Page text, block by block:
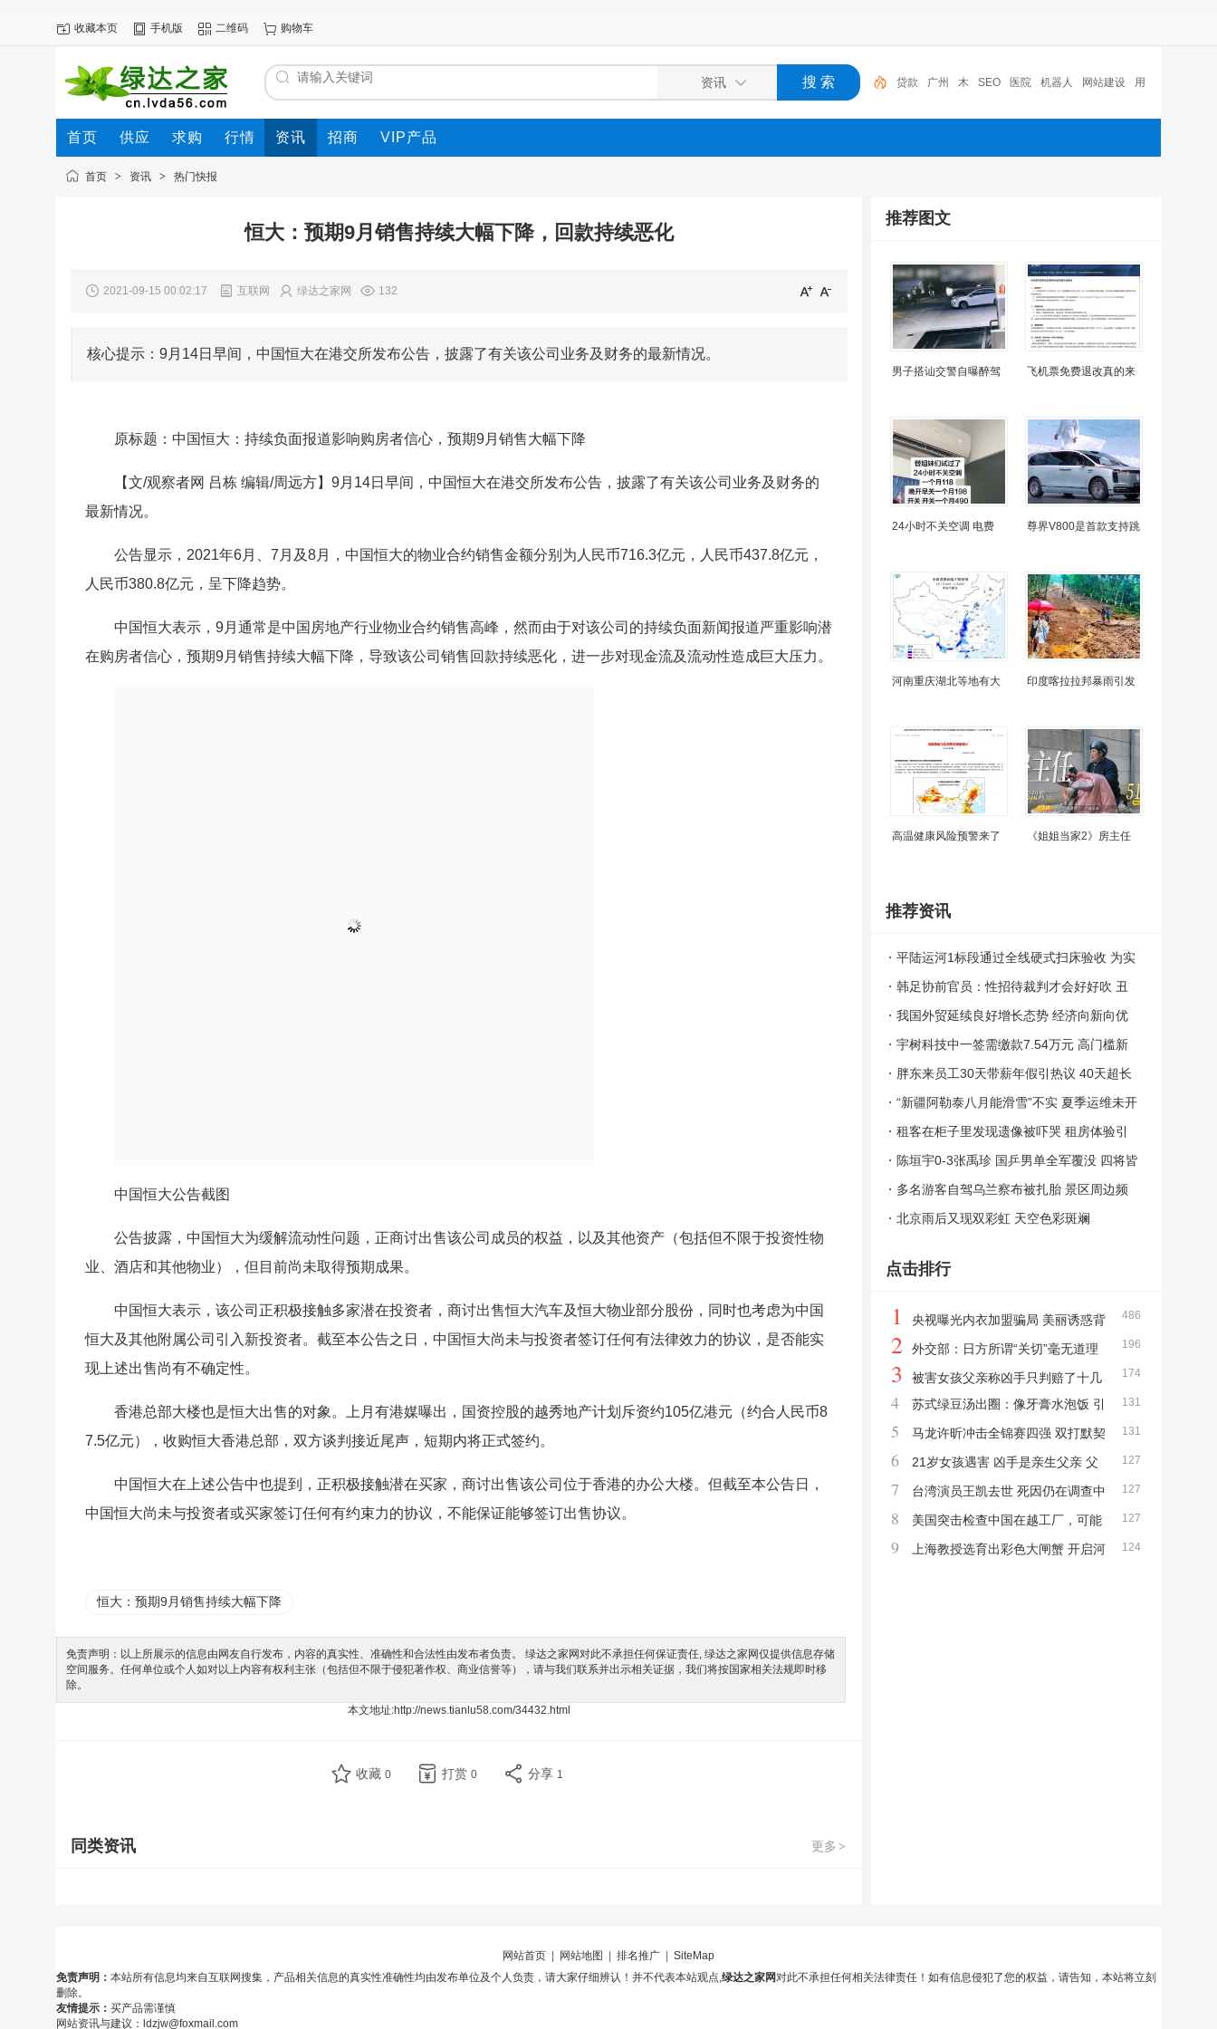
收藏本页 手机版 二维码 购物车
贷款 广州 木 SEO 医院 机器人 网站建设 用
户体验 百度竞价推广 深圳
首页 供应 求购 行情 资讯 招商 VIP产品
首页 > 资讯 > 热门快报
恒大：预期9月销售持续大幅下降，回款持续恶化
2021-09-15 00:02:17 互联网 绿达之家网 132
核心提示：9月14日早间，中国恒大在港交所发布公告，披露了有关该公司业务及财务的最新情况。
原标题：中国恒大：持续负面报道影响购房者信心，预期9月销售大幅下降
【文/观察者网 吕栋 编辑/周远方】9月14日早间，中国恒大在港交所发布公告，披露了有关该公司业务及财务的
最新情况。
公告显示，2021年6月、7月及8月，中国恒大的物业合约销售金额分别为人民币716.3亿元，人民币437.8亿元，
人民币380.8亿元，呈下降趋势。
中国恒大表示，9月通常是中国房地产行业物业合约销售高峰，然而由于对该公司的持续负面新闻报道严重影响潜
在购房者信心，预期9月销售持续大幅下降，导致该公司销售回款持续恶化，进一步对现金流及流动性造成巨大压力。
中国恒大公告截图
公告披露，中国恒大为缓解流动性问题，正商讨出售该公司成员的权益，以及其他资产（包括但不限于投资性物
业、酒店和其他物业），但目前尚未取得预期成果。
中国恒大表示，该公司正积极接触多家潜在投资者，商讨出售恒大汽车及恒大物业部分股份，同时也考虑为中国
恒大及其他附属公司引入新投资者。截至本公告之日，中国恒大尚未与投资者签订任何有法律效力的协议，是否能实
现上述出售尚有不确定性。
香港总部大楼也是恒大出售的对象。上月有港媒曝出，国资控股的越秀地产计划斥资约105亿港元（约合人民币8
7.5亿元），收购恒大香港总部，双方谈判接近尾声，短期内将正式签约。
中国恒大在上述公告中也提到，正积极接触潜在买家，商讨出售该公司位于香港的办公大楼。但截至本公告日，
中国恒大尚未与投资者或买家签订任何有约束力的协议，不能保证能够签订出售协议。
恒大：预期9月销售持续大幅下降
免责声明：以上所展示的信息由网友自行发布，内容的真实性、准确性和合法性由发布者负责。 绿达之家网对此不承担任何保证责任, 绿达之家网仅提供信息存储
空间服务。任何单位或个人如对以上内容有权利主张（包括但不限于侵犯著作权、商业信誉等），请与我们联系并出示相关证据，我们将按国家相关法规即时移
除。
本文地址:http://news.tianlu58.com/34432.html
收藏 0 打赏 0 分享 1
更多 >
同类资讯
推荐图文
男子搭讪交警自曝醉驾 飞机票免费退改真的来
24小时不关空调 电费 尊界V800是首款支持跳
河南重庆湖北等地有大 印度喀拉拉邦暴雨引发
高温健康风险预警来了 《姐姐当家2》房主任
推荐资讯
平陆运河1标段通过全线硬式扫床验收 为实
船试航奠定基础
韩足协前官员：性招待裁判才会好好吹 丑
闻曝光震动足坛
我国外贸延续良好增长态势 经济向新向优
支撑
宇树科技中一签需缴款7.54万元 高门槛新
股引关注
胖东来员工30天带薪年假引热议 40天超长
假期羡煞旁人
“新疆阿勒泰八月能滑雪”不实 夏季运维未开
放滑雪
租客在柜子里发现遗像被吓哭 租房体验引
争议
陈垣宇0-3张禹珍 国乒男单全军覆没 四将皆
墨止步横滨
多名游客自驾乌兰察布被扎胎 景区周边频
现钉子陷阱
北京雨后又现双彩虹 天空色彩斑斓
点击排行
486
1
央视曝光内衣加盟骗局 美丽诱惑背
后的陷阱
196
2
外交部：日方所谓“关切”毫无道理
驳斥日方无理主张
174
3
被害女孩父亲称凶手只判赔了十几
万 家属不满民事赔偿结果
131
4
苏式绿豆汤出圈：像牙膏水泡饭 引
发夏日口味争议
131
5
马龙许昕冲击全锦赛四强 双打默契
再检验
127
6
21岁女孩遇害 凶手是亲生父亲 父
女争执引发悲剧
127
7 台湾演员王凯去世 死因仍在调查中
127
8
美国突击检查中国在越工厂，可能
很快找借口加关税：贸易压力升级
124
9
上海教授选育出彩色大闸蟹 开启河
网站首页 网站地图 排名推广
SiteMap
免责声明： 本站所有信息均来自互联网搜集，产品相关信息的真实性准确性均由发布单位及个人负责，请大家仔细辨认！并不代表本站观点,绿达之家网对此不承担任何相关法律责任！如有信息侵犯了您的权益，请告知，本站将立刻
删除。
友情提示： 买产品需谨慎
网站资讯与建议：ldzjw@foxmail.com